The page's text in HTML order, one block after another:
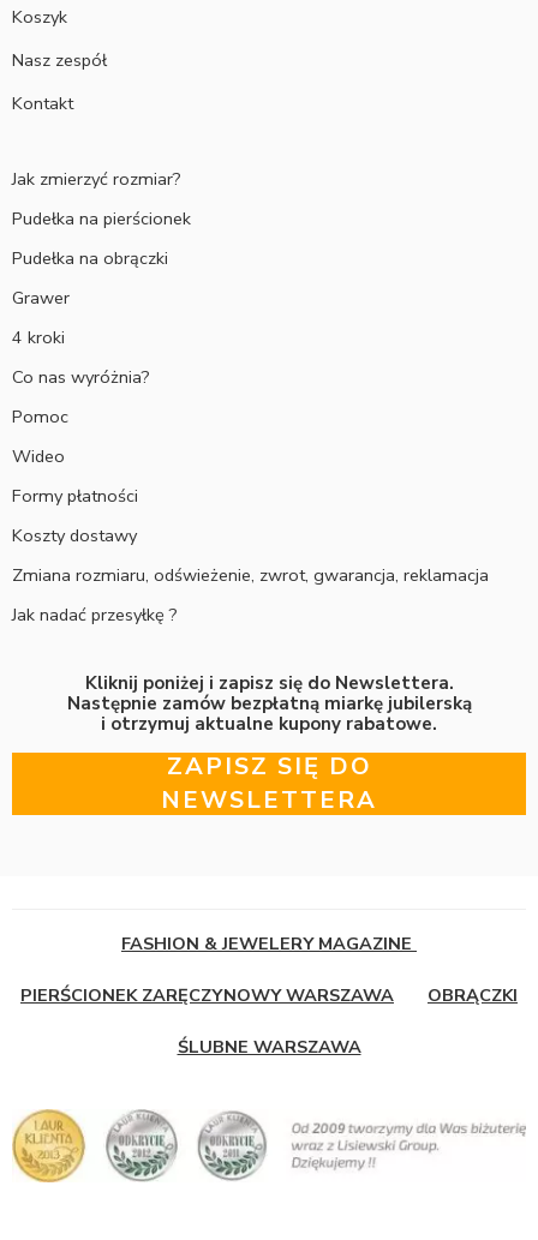
Koszyk
Nasz zespół
Kontakt
Jak zmierzyć rozmiar?
Pudełka na pierścionek
Pudełka na obrączki
Grawer
4 kroki
Co nas wyróżnia?
Pomoc
Wideo
Formy płatności
Koszty dostawy
Zmiana rozmiaru, odświeżenie, zwrot, gwarancja, reklamacja
Jak nadać przesyłkę ?
Kliknij poniżej i zapisz się do Newslettera.
Następnie zamów bezpłatną miarkę jubilerską
i otrzymuj aktualne kupony rabatowe.
ZAPISZ SIĘ DO
NEWSLETTERA
FASHION & JEWELERY MAGAZINE
PIERŚCIONEK ZARĘCZYNOWY WARSZAWA OBRĄCZKI
ŚLUBNE WARSZAWA